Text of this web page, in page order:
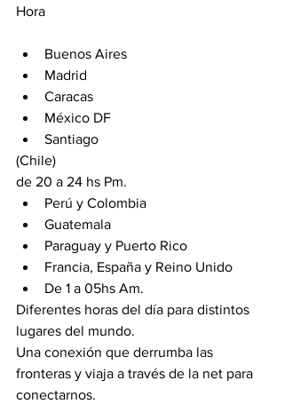
Hora
Buenos Aires
Madrid
Caracas
México DF
Santiago
(Chile)
de 20 a 24 hs Pm.
Perú y Colombia
Guatemala
Paraguay y Puerto Rico
Francia, España y Reino Unido
De 1 a 05hs Am.
Diferentes horas del día para distintos
lugares del mundo.
Una conexión que derrumba las
fronteras y viaja a través de la net para
conectarnos.